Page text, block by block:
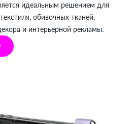
идеальным решением для
обивочных тканей,
и интерьерной рекламы.